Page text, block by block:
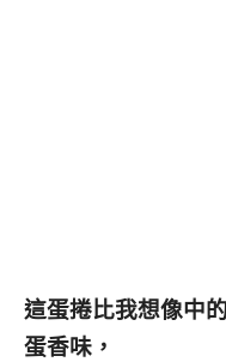
這蛋捲比我想像中
蛋香味，